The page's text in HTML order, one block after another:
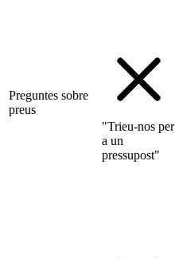
Preguntes sobre
preus
"Trieu-nos per
a un
pressupost"